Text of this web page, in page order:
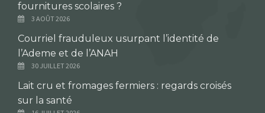
fournitures scolaires ?
3 AOÛT 2026
Courriel frauduleux usurpant l’identité de
l’Ademe et de l’ANAH
30 JUILLET 2026
Lait cru et fromages fermiers : regards croisés
sur la santé